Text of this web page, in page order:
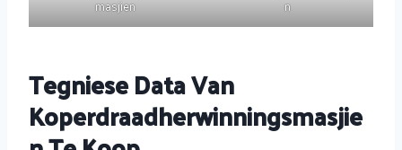
masjien
n
Tegniese Data Van
Koperdraadherwinningsmasjie